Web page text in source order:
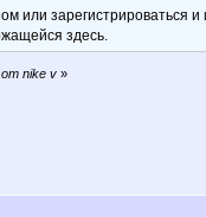
или зарегистрироваться
здесь.
от nike v»